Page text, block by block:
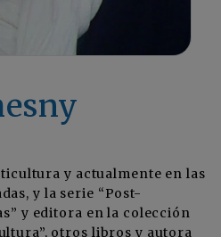
y actualmente en las
y la serie “Post-
y editora en la colección
otros libros y autora